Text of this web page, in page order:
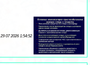
29 07 2026 1:54:52